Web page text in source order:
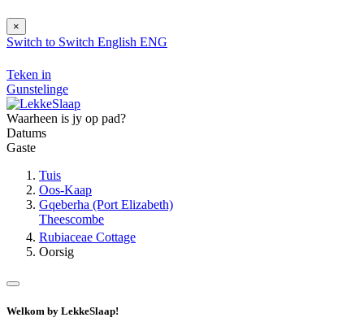
×
Switch to Switch English ENG
Teken in
Gunstelinge
Waarheen is jy op pad?
Datums
Gaste
Tuis
Oos-Kaap
Gqeberha (Port Elizabeth)
Theescombe
Rubiaceae Cottage
Oorsig
Welkom by LekkeSlaap!